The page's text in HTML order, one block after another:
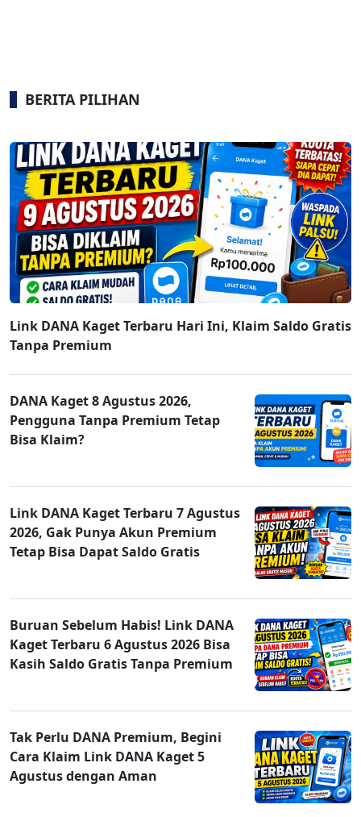
BERITA PILIHAN
Link DANA Kaget Terbaru Hari Ini, Klaim Saldo Gratis
Tanpa Premium
DANA Kaget 8 Agustus 2026,
Pengguna Tanpa Premium Tetap
Bisa Klaim?
Link DANA Kaget Terbaru 7 Agustus
2026, Gak Punya Akun Premium
Tetap Bisa Dapat Saldo Gratis
Buruan Sebelum Habis! Link DANA
Kaget Terbaru 6 Agustus 2026 Bisa
Kasih Saldo Gratis Tanpa Premium
Tak Perlu DANA Premium, Begini
Cara Klaim Link DANA Kaget 5
Agustus dengan Aman